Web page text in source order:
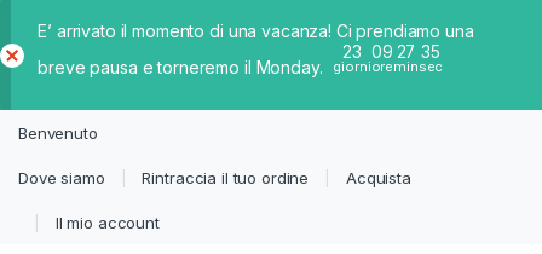
E’ arrivato il momento di una vacanza! Ci prendiamo una
breve pausa e torneremo il Monday.
23
giorni
09
ore
27
min
35
sec
iud
Benvenuto
Dove siamo Rintraccia il tuo ordine Acquista
Il mio account